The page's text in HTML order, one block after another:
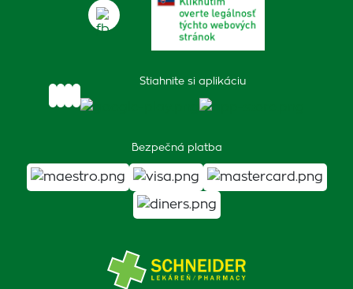
Stiahnite si aplikáciu
Bezpečná platba